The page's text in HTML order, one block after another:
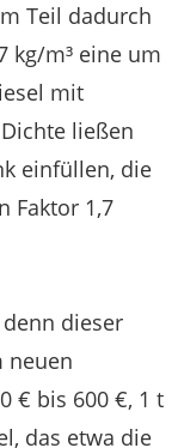
Teil dadurch
kg/m³ eine um
mit
ließen
einfüllen, die
Faktor 1,7
dieser
neuen
€ bis 600 €, 1 t
das etwa die